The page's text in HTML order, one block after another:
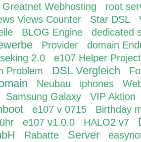
Greatnet Webhosting
root
Views Counter Star DSL
BLOG Engine dedicated
Provider
domain
2.0
e107 Helper Project
Problem DSL Vergleich
Neubau iphones
Samsung Galaxy VIP Aktion
e107 v 0715
Birthday
e107 v1.0.0 HALO2 v7
Rabatte Server